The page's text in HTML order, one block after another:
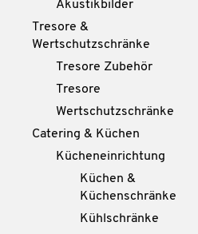
Akustikbilder
Tresore &
Wertschutzschränke
Tresore Zubehör
Tresore
Wertschutzschränke
Catering & Küchen
Kücheneinrichtung
Küchen &
Küchenschränke
Kühlschränke